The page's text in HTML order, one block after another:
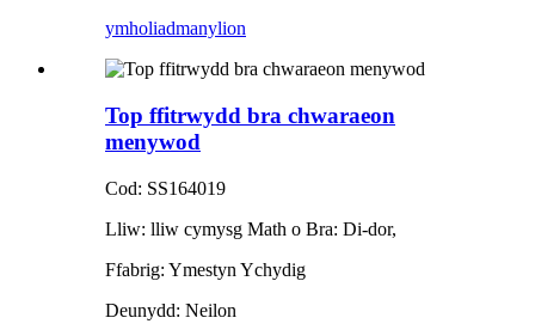
ymholiadmanylion
Top ffitrwydd bra chwaraeon
menywod
Cod: SS164019
Lliw: lliw cymysg Math o Bra: Di-dor,
Ffabrig: Ymestyn Ychydig
Deunydd: Neilon